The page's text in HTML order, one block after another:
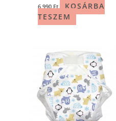
6 990 Ft
KOSÁRBA
TESZEM
Ennek
a
több
van.
A